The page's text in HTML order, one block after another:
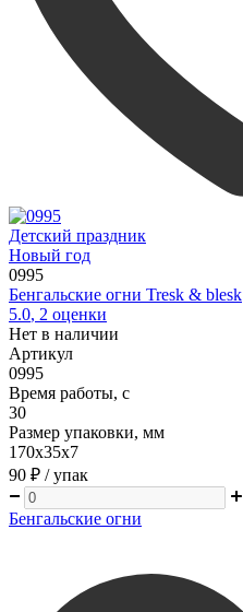
Детский праздник
Новый год
0995
Бенгальские огни Tresk & blesk
5.0, 2 оценки
Нет в наличии
Артикул
0995
Время работы, с
30
Размер упаковки, мм
170х35х7
90 ₽ / упак
Бенгальские огни